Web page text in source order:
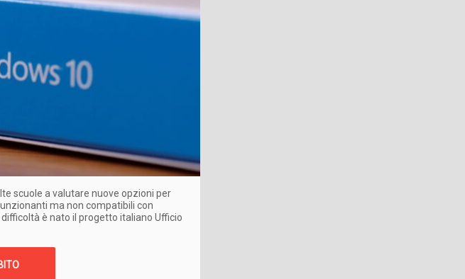
scuole a valutare nuove opzioni per
ma non compatibili con
è nato il progetto italiano Ufficio